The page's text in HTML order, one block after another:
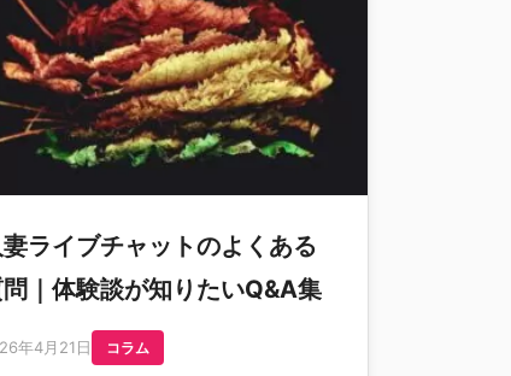
妻ライブチャットのよくある
｜体験談が知りたいQ&A集
年4月21日 コラム